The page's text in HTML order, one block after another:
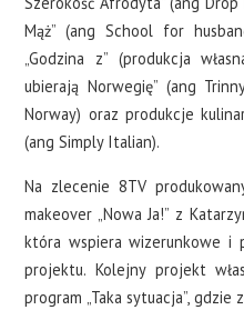
Mąż” (ang School for
„Godzina z” (produkcja
ubierają Norwegię” (ang
Norway) oraz produkcje
(ang Simply Italian).
Na zlecenie 8TV
makeover „Nowa Ja!” z
która wspiera wizerunkowe i
projektu. Kolejny projekt
program „Taka sytuacja”,